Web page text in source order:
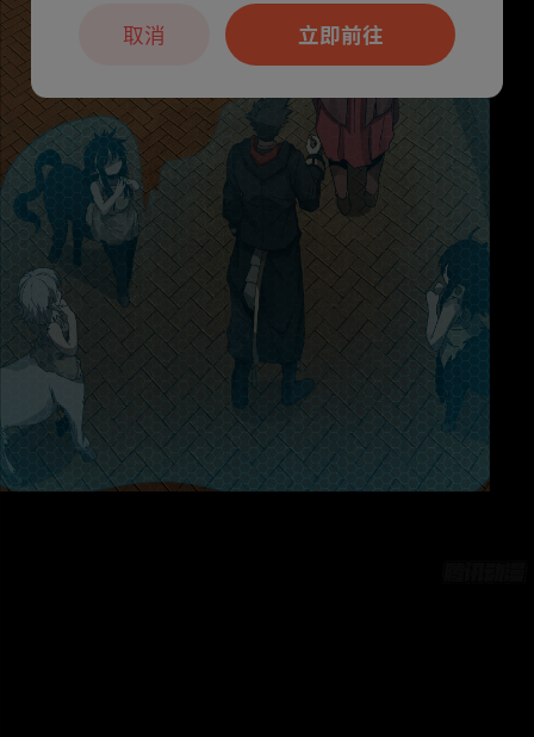
立即前往
取消